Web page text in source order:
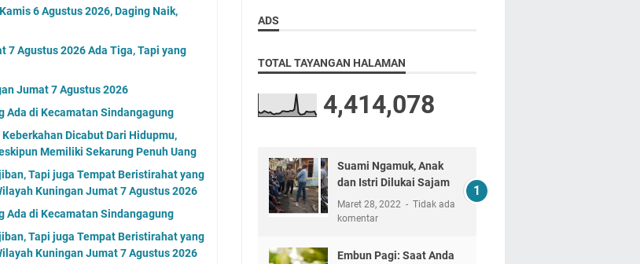
6 Agustus 2026, Daging Naik,
7 Agustus 2026 Ada Tiga, Tapi yang
Jumat 7 Agustus 2026
Ada di Kecamatan Sindangagung
Dicabut Dari Hidupmu,
Memiliki Sekarung Penuh Uang
Tapi juga Tempat Beristirahat yang
Kuningan Jumat 7 Agustus 2026
Ada di Kecamatan Sindangagung
Tapi juga Tempat Beristirahat yang
Kuningan Jumat 7 Agustus 2026
ADS
TOTAL TAYANGAN HALAMAN
4,414,078
Suami Ngamuk, Anak
dan Istri Dilukai Sajam
Maret 28, 2022
Tidak ada
komentar
Embun Pagi: Saat Anda